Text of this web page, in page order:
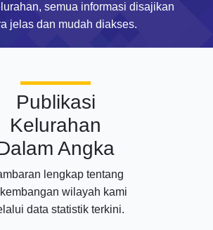
semua informasi disajikan
jelas dan mudah diakses.
Publikasi
Kelurahan
Angka
lengkap tentang
wilayah kami
data statistik terkini.